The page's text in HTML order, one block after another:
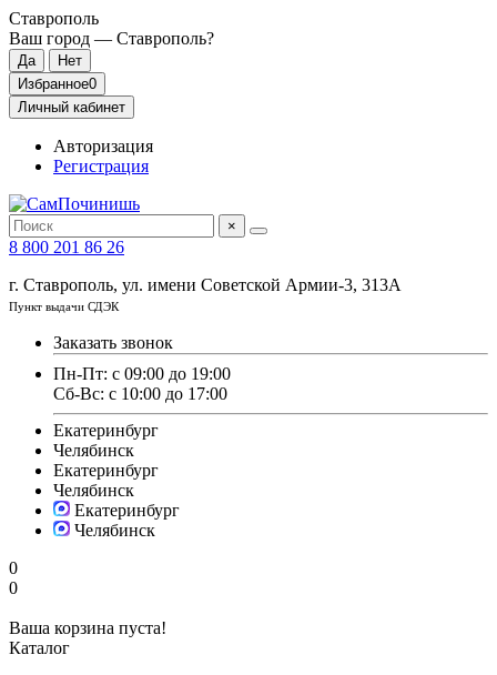
Ставрополь
Ваш город — Ставрополь?
Избранное0
Личный кабинет
Авторизация
Регистрация
×
8 800 201 86 26
г. Ставрополь, ул. имени Советской Армии-3, 313А
Пункт выдачи СДЭК
Заказать звонок
Пн-Пт: с 09:00 до 19:00
Сб-Вс: с 10:00 до 17:00
Екатеринбург
Челябинск
Екатеринбург
Челябинск
Екатеринбург
Челябинск
0
0
Ваша корзина пуста!
Каталог